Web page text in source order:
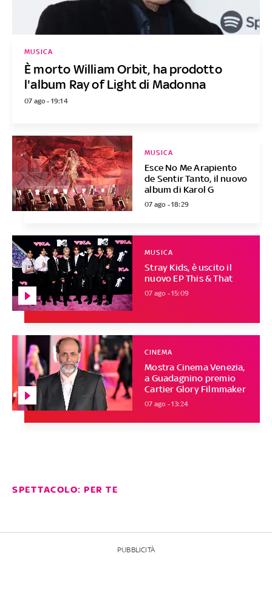
È morto William Orbit, ha prodotto
l'album Ray of Light di Madonna
MUSICA
07 ago - 19:14
Esce No Me Arapiento
de Sentir Tanto, il nuovo
album di Karol G
MUSICA
07 ago - 18:29
Stray Kids, è uscito il
nuovo EP This & That
MUSICA
07 ago - 15:09
Mostra Cinema Venezia,
a Guadagnino premio
Cartier Glory Filmmaker
CINEMA
07 ago - 13:24
SPETTACOLO: PER TE
PUBBLICITÀ